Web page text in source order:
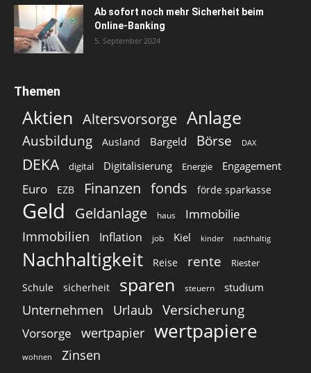
Ab sofort noch mehr Sicherheit beim
Online-Banking
5. September 2024
Themen
Aktien Altersvorsorge Anlage
Ausbildung Ausland Bargeld Börse DAX
DEKA digital Digitalisierung Energie Engagement
Euro EZB Finanzen fonds förde sparkasse
Geld Geldanlage haus Immobilie
Immobilien Inflation job Kiel kinder nachhaltig
Nachhaltigkeit Reise rente Riester
Schule sicherheit sparen steuern studium
Unternehmen Urlaub Versicherung
Vorsorge wertpapier wertpapiere
wohnen Zinsen